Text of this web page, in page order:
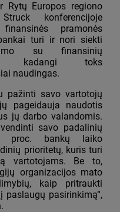
Rytų Europos regiono
konferencijoje
pramonės
turi ir nori siekti
su finansinių
kadangi toks
naudingas.
pažinti savo vartotojų
pageidauja naudotis
jų darbo valandomis.
savo padalinių
proc. bankų laiko
prioritetų, kuris turi
vartotojams. Be to,
organizacijos mato
kaip pritraukti
paslaugų pasirinkimą“,